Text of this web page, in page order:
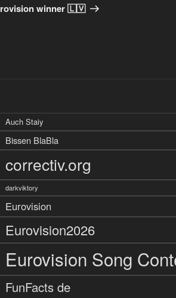
winner 🇱🇻
Auch Staiy
Bissen BlaBla
correctiv.org
darkviktory
Eurovision
Eurovision2026
Eurovision Song
FunFacts de